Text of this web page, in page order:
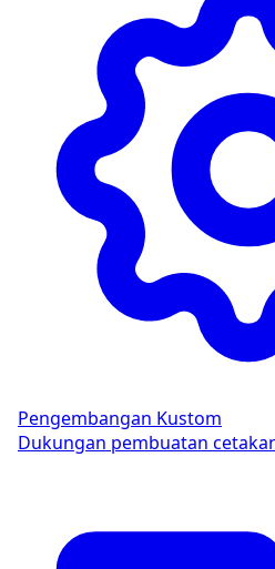
Pengembangan Kustom
Dukungan pembuatan